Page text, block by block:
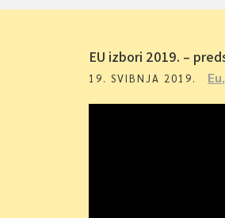
EU izbori 2019. –
19. SVIBNJA 2019. Eu,